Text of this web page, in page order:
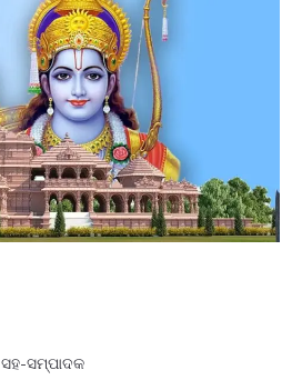
ସହ-ସମ୍ପାଦକ